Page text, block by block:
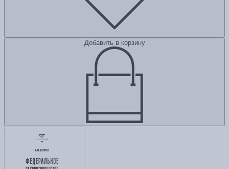
Добавить в корзину